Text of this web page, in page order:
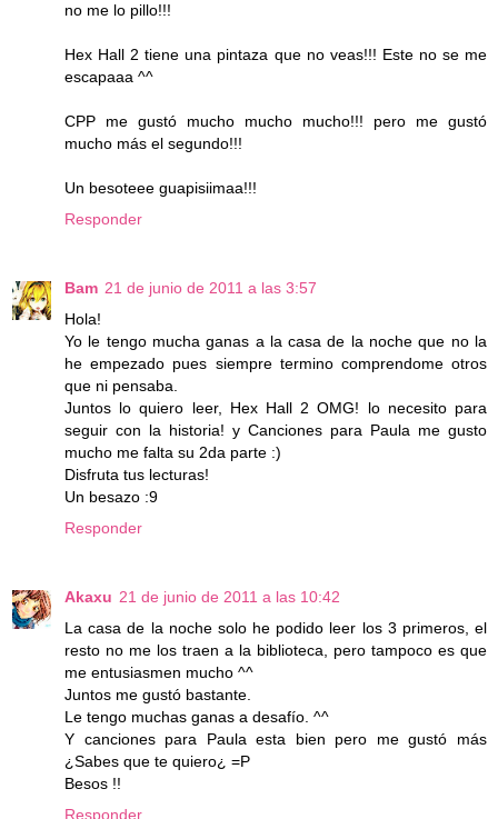
no me lo pillo!!!
Hex Hall 2 tiene una pintaza que no veas!!! Este no se me
escapaaa ^^
CPP me gustó mucho mucho mucho!!! pero me gustó
mucho más el segundo!!!
Un besoteee guapisiimaa!!!
Responder
Bam 21 de junio de 2011 a las 3:57
Hola!
Yo le tengo mucha ganas a la casa de la noche que no la
he empezado pues siempre termino comprendome otros
que ni pensaba.
Juntos lo quiero leer, Hex Hall 2 OMG! lo necesito para
seguir con la historia! y Canciones para Paula me gusto
mucho me falta su 2da parte :)
Disfruta tus lecturas!
Un besazo :9
Responder
Akaxu 21 de junio de 2011 a las 10:42
La casa de la noche solo he podido leer los 3 primeros, el
resto no me los traen a la biblioteca, pero tampoco es que
me entusiasmen mucho ^^
Juntos me gustó bastante.
Le tengo muchas ganas a desafío. ^^
Y canciones para Paula esta bien pero me gustó más
¿Sabes que te quiero¿ =P
Besos !!
Responder